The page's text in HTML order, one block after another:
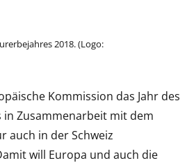
2018. (Logo:
Kommission das Jahr des
in Zusammenarbeit mit dem
auch in der Schweiz
will Europa und auch die